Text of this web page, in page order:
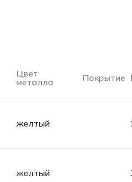
Цвет
металла Покрытие
желтый
желтый